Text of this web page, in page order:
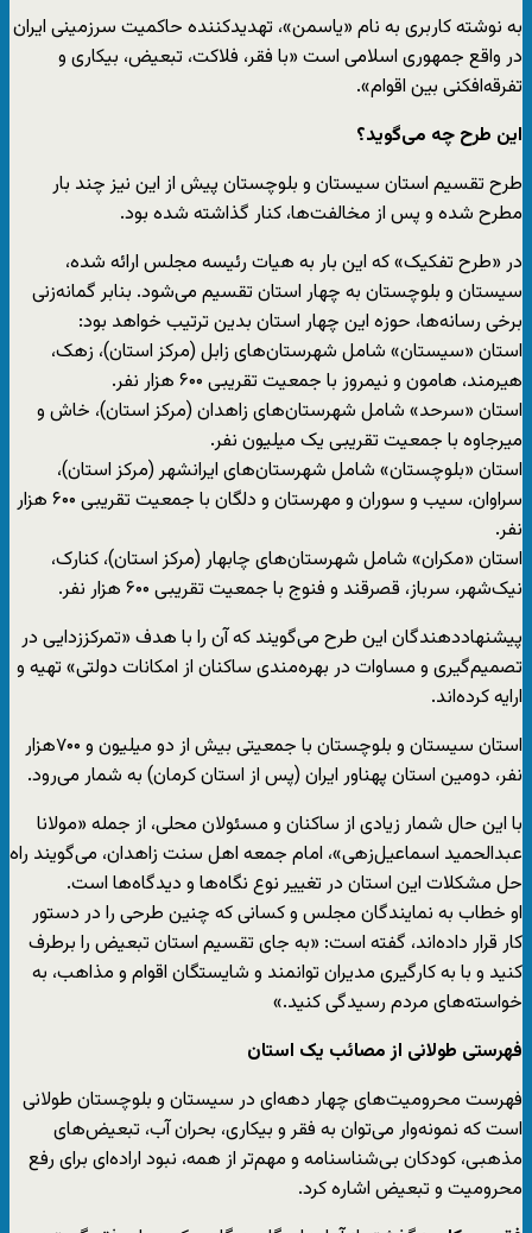
به نوشته کاربری به نام «یاسمن»، تهدیدکننده حاکمیت سرزمینی ایران
در واقع جمهوری اسلامی است «با فقر، فلاکت، تبعیض، بیکاری و
تفرقه‌افکنی بین اقوام».
این طرح چه می‌گوید؟
طرح تقسیم استان سیستان و بلوچستان پیش از این نیز چند بار
مطرح شده و پس از مخالفت‌ها، کنار گذاشته شده بود.
در «طرح تفکیک» که این بار به هیات رئیسه مجلس ارائه شده،
سیستان و بلوچستان به چهار استان تقسیم می‌شود. بنابر گمانه‌زنی
برخی رسانه‌ها، حوزه این چهار استان بدین ترتیب خواهد بود:
استان «سیستان» شامل شهرستان‌های زابل (مرکز استان)، زهک،
هیرمند، هامون و نیمروز با جمعیت تقریبی ۶۰۰ هزار نفر.
استان «سرحد» شامل شهرستان‌های زاهدان (مرکز استان)، خاش و
میرجاوه با جمعیت تقریبی یک میلیون نفر.
استان «بلوچستان» شامل شهرستان‌های ایرانشهر (مرکز استان)،
سراوان، سیب و سوران و مهرستان و دلگان با جمعیت تقریبی ۶۰۰ هزار
نفر.
استان «مکران» شامل شهرستان‌های چابهار (مرکز استان)، کنارک،
نیک‌شهر، سرباز، قصرقند و فنوج با جمعیت تقریبی ۶۰۰ هزار نفر.
پیشنهاددهندگان این طرح می‌گویند که آن را با هدف «تمرکززدایی در
تصمیم‌گیری و مساوات در بهره‌مندی ساکنان از امکانات دولتی» تهیه و
ارایه کرده‌اند.
استان سیستان و بلوچستان با جمعیتی بیش از دو میلیون و ۷۰۰هزار
نفر، دومین استان پهناور ایران (پس از استان کرمان) به شمار می‌رود.
با این حال شمار زیادی از ساکنان و مسئولان محلی، از جمله «مولانا
عبدالحمید اسماعیل‌زهی»، امام جمعه اهل سنت زاهدان، می‌گویند راه
حل مشکلات این استان در تغییر نوع نگاه‌ها و دیدگاه‌ها است.
او خطاب به نمایندگان مجلس و کسانی که چنین طرحی را در دستور
کار قرار داده‌اند، گفته است: «به جای تقسیم استان تبعیض را برطرف
کنید و با به ‌کارگیری مدیران توانمند و شایستگان اقوام و مذاهب، به
خواسته‌های مردم رسیدگی کنید.»
فهرستی طولانی از مصائب یک استان
فهرست محرومیت‌های چهار دهه‌ای در سیستان و بلوچستان طولانی
است که نمونه‌وار می‌توان به فقر و بیکاری، بحران آب، تبعیض‌های
مذهبی، کودکان بی‌شناسنامه و مهم‌تر از همه، نبود اراده‌ای برای رفع
محرومیت و تبعیض اشاره کرد.